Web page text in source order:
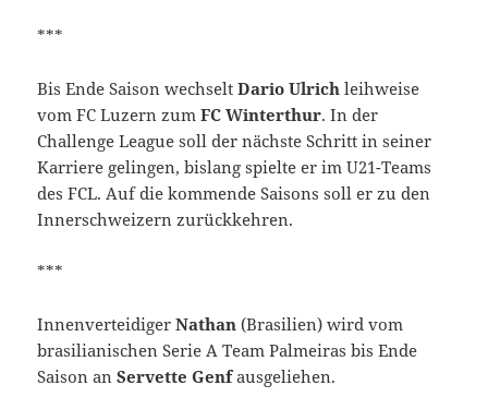
***
Bis Ende Saison wechseltDario Ulrich leihweise
vom FC Luzern zumFC Winterthur. In der
Challenge League soll der nächste Schritt in seiner
Karriere gelingen, bislang spielte er im U21-Teams
des FCL. Auf die kommende Saisons soll er zu den
Innerschweizern zurückkehren.
***
Innenverteidiger Nathan (Brasilien) wird vom
brasilianischen Serie A Team Palmeiras bis Ende
Saison anServette Genfausgeliehen.